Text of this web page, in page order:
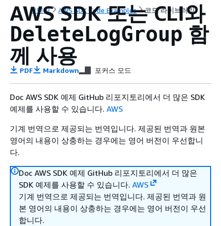
설명서 AWS SDK Code Examples 코드 라이브러리
AWS SDK 또는 CLI와
DeleteLogGroup 함
께 사용
PDF Markdown 포커스 모드
Doc AWS SDK 예제 GitHub 리포지토리에서 더 많은 SDK
예제를 사용할 수 있습니다. AWS
기계 번역으로 제공되는 번역입니다. 제공된 번역과 원본
영어의 내용이 상충하는 경우에는 영어 버전이 우선합니
다.
Doc AWS SDK 예제 GitHub 리포지토리에서 더 많은
SDK 예제를 사용할 수 있습니다. AWS
기계 번역으로 제공되는 번역입니다. 제공된 번역과 원
본 영어의 내용이 상충하는 경우에는 영어 버전이 우선
합니다.